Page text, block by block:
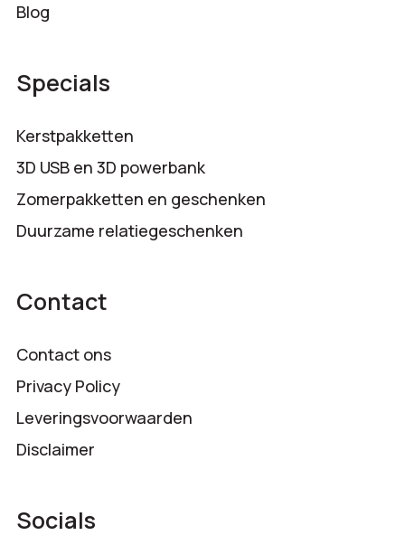
Blog
Specials
Kerstpakketten
3D USB en 3D powerbank
Zomerpakketten en geschenken
Duurzame relatiegeschenken
Contact
Contact ons
Privacy Policy
Leveringsvoorwaarden
Disclaimer
Socials